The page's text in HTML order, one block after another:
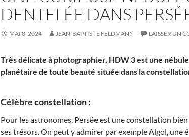
DENTELÉE DANS
MAI 8, 2024 JEAN-BAPTISTE FELDMANN LAISSER UN
Très délicate à photographier, HDW 3 est une
planétaire de toute beauté située dans la
Célèbre constellation :
Pour les astronomes, Persée est une constellation
ses trésors. On peut y admirer par exemple Algol, une